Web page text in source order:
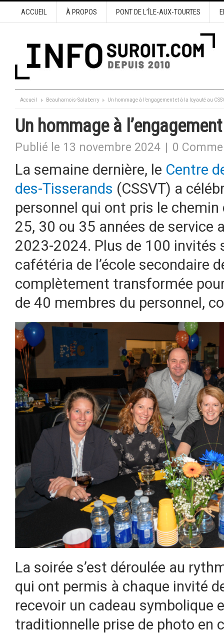
ACCUEIL À PROPOS PONT DE L’ÎLE-AUX-TOURTES
Accueil Beauharnois-Salaberry Un hommage à l’engagement et à la loyauté au
Un hommage à
Publié le 13 novembre 2024 0
La semaine dernière, le Centre
des-Tisserands (CSSVT) a
personnel qui ont pris le
25, 30 ou 35 années de service
2023-2024. Plus de 100 invités
cafétéria de l’école secondaire
complètement transformée
de 40 membres du personnel,
La soirée s’est déroulée au
qui ont permis à chaque invité
recevoir un cadeau symbolique
traditionnelle prise de photo en